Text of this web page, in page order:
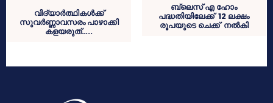
വിദ്യാര്‍ത്ഥികള്‍ക്ക്
സുവര്‍ണ്ണാവസരം പാഴാക്കി
കളയരുത്…..
ബ്ലെസ് എ ഹോം
പദ്ധതിയിലേക്ക് 12 ലക്ഷം
രൂപയുടെ ചെക്ക് നല്‍കി